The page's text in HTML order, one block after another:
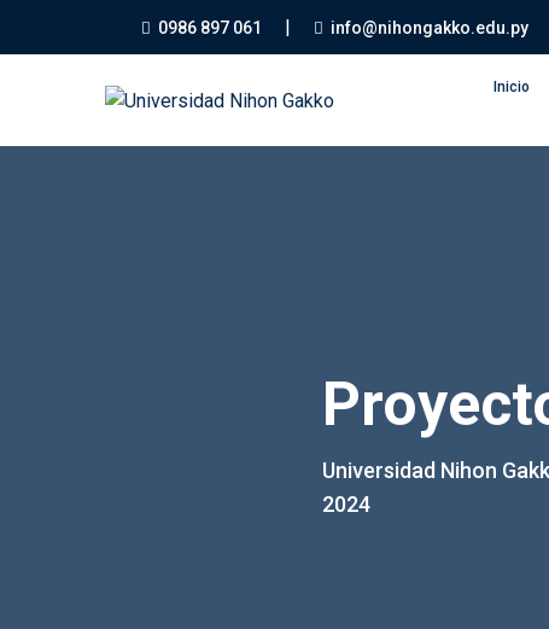
0986 897 061 | info@nihongakko.edu.py
Inicio
Universidad Nihon
2024